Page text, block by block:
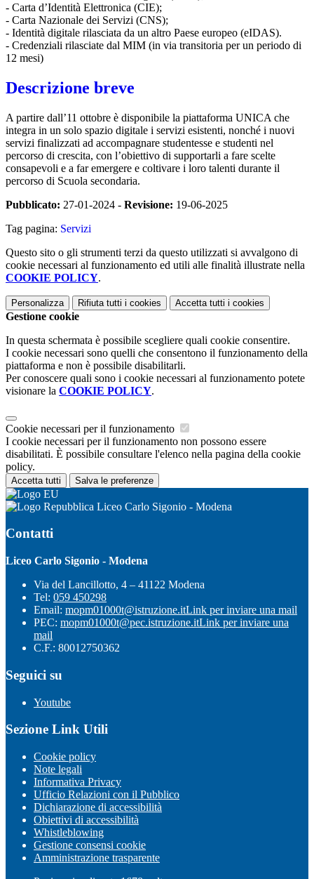
- Carta d’Identità Elettronica (CIE);
- Carta Nazionale dei Servizi (CNS);
- Identità digitale rilasciata da un altro Paese europeo (eIDAS).
- Credenziali rilasciate dal MIM (in via transitoria per un periodo di
12 mesi)
Descrizione breve
A partire dall’11 ottobre è disponibile la piattaforma UNICA che
integra in un solo spazio digitale i servizi esistenti, nonché i nuovi
servizi finalizzati ad accompagnare studentesse e studenti nel
percorso di crescita, con l’obiettivo di supportarli a fare scelte
consapevoli e a far emergere e coltivare i loro talenti durante il
percorso di Scuola secondaria.
Pubblicato: 27-01-2024 - Revisione: 19-06-2025
Tag pagina: Servizi
Questo sito o gli strumenti terzi da questo utilizzati si avvalgono di
cookie necessari al funzionamento ed utili alle finalità illustrate nella
COOKIE POLICY.
Personalizza Rifiuta tutti i cookies Accetta tutti i cookies
Gestione cookie
In questa schermata è possibile scegliere quali cookie consentire.
I cookie necessari sono quelli che consentono il funzionamento della
piattaforma e non è possibile disabilitarli.
Per conoscere quali sono i cookie necessari al funzionamento potete
visionare la COOKIE POLICY.
Cookie necessari per il funzionamento
I cookie necessari per il funzionamento non possono essere
disabilitati. È possibile consultare l'elenco nella pagina della cookie
policy.
Accetta tutti Salva le preferenze
Liceo Carlo Sigonio - Modena
Contatti
Liceo Carlo Sigonio - Modena
Via del Lancillotto, 4 – 41122 Modena
Tel: 059 450298
Email: mopm01000t@istruzione.itLink per inviare una mail
PEC: mopm01000t@pec.istruzione.itLink per inviare una
mail
C.F.: 80012750362
Seguici su
Youtube
Sezione Link Utili
Cookie policy
Note legali
Informativa Privacy
Ufficio Relazioni con il Pubblico
Dichiarazione di accessibilità
Obiettivi di accessibilità
Whistleblowing
Gestione consensi cookie
Amministrazione trasparente